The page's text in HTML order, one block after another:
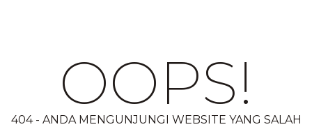
OOPS!
404 - ANDA MENGUNJUNGI WEBSITE YANG SALAH